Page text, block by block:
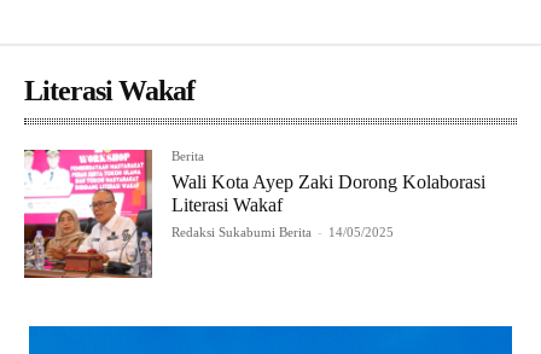
Literasi Wakaf
Berita
Wali Kota Ayep Zaki Dorong Kolaborasi
Literasi Wakaf
Redaksi Sukabumi Berita - 14/05/2025